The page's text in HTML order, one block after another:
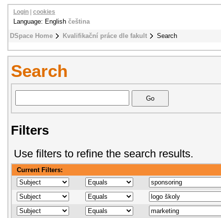
DSpace Home Kvalifikační práce dle fakult Search
Login cookies
Language: English čeština
Search
Filters
Use filters to refine the search results.
Current Filters: